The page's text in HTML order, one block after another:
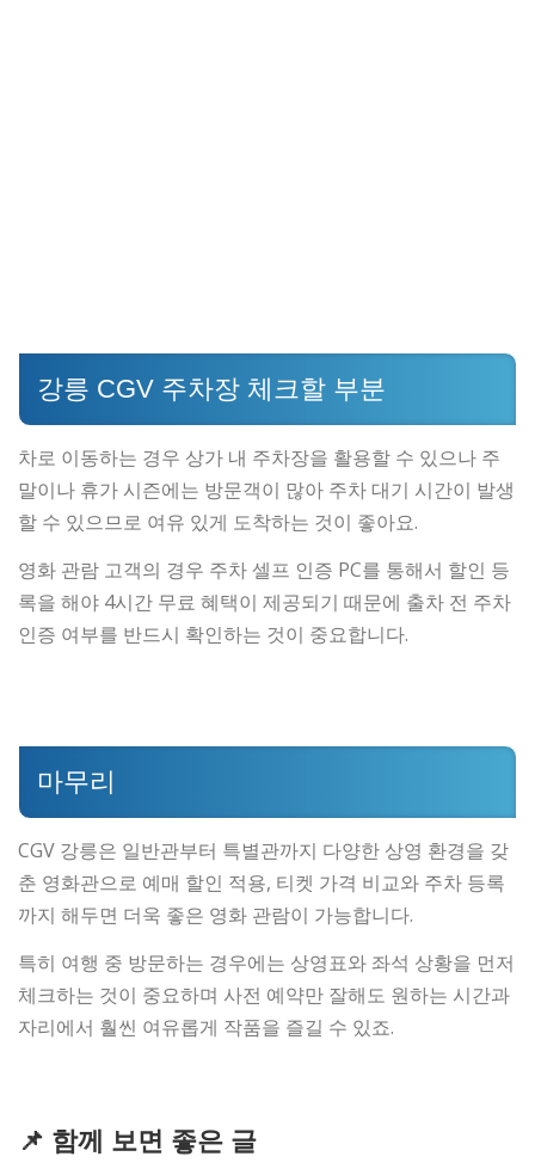
강릉 CGV 주차장 체크할 부분
차로 이동하는 경우 상가 내 주차장을 활용할 수 있으나 주
말이나 휴가 시즌에는 방문객이 많아 주차 대기 시간이 발생
할 수 있으므로 여유 있게 도착하는 것이 좋아요.
영화 관람 고객의 경우 주차 셀프 인증 PC를 통해서 할인 등
록을 해야 4시간 무료 혜택이 제공되기 때문에 출차 전 주차
인증 여부를 반드시 확인하는 것이 중요합니다.
마무리
CGV 강릉은 일반관부터 특별관까지 다양한 상영 환경을 갖
춘 영화관으로 예매 할인 적용, 티켓 가격 비교와 주차 등록
까지 해두면 더욱 좋은 영화 관람이 가능합니다.
특히 여행 중 방문하는 경우에는 상영표와 좌석 상황을 먼저
체크하는 것이 중요하며 사전 예약만 잘해도 원하는 시간과
자리에서 훨씬 여유롭게 작품을 즐길 수 있죠.
📌 함께 보면 좋은 글